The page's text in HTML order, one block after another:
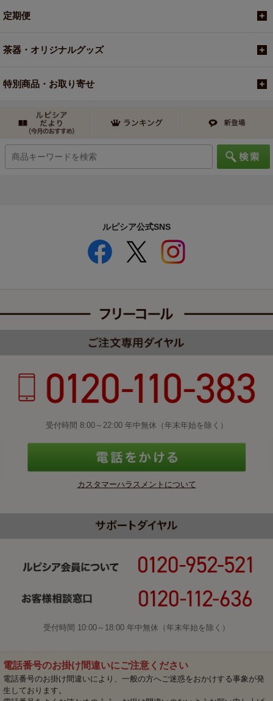
定期便
茶器・オリジナルグッズ
特別商品・お取り寄せ
ルピシア公式SNS
受付時間 8:00～22:00 年中無休（年末年始を除く）
カスタマーハラスメントについて
受付時間 10:00～18:00 年中無休（年末年始を除く）
電話番号のお掛け間違いにご注意ください
電話番号のお掛け間違いにより、一般の方へご迷惑をおかけする事象が発
生しております。